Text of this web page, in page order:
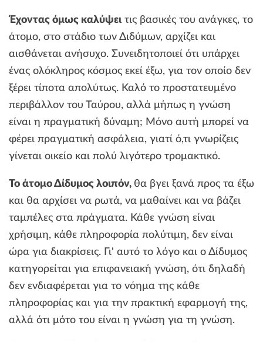
Έχοντας όμως καλύψειτις βασικές του ανάγκες, το
άτομο, στο στάδιο των Διδύμων, αρχίζει και
αισθάνεται ανήσυχο. Συνειδητοποιεί ότι υπάρχει
ένας ολόκληρος κόσμος εκεί έξω, για τον οποίο δεν
ξέρει τίποτα απολύτως. Καλό το προστατευμένο
περιβάλλον του Ταύρου, αλλά μήπως η γνώση
είναι η πραγματική δύναμη; Μόνο αυτή μπορεί να
φέρει πραγματική ασφάλεια, γιατί ό,τι γνωρίζεις
γίνεται οικείο και πολύ λιγότερο τρομακτικό.
Το άτομο Δίδυμος λοιπόν, θα βγει ξανά προς τα έξω
και θα αρχίσει να ρωτά, να μαθαίνει και να βάζει
ταμπέλες στα πράγματα. Κάθε γνώση είναι
χρήσιμη, κάθε πληροφορία πολύτιμη, δεν είναι
ώρα για διακρίσεις. Γι' αυτό το λόγο και ο Δίδυμος
κατηγορείται για επιφανειακή γνώση, ότι δηλαδή
δεν ενδιαφέρεται για το νόημα της κάθε
πληροφορίας και για την πρακτική εφαρμογή της,
αλλά ότι μότο του είναι η γνώση για τη γνώση.